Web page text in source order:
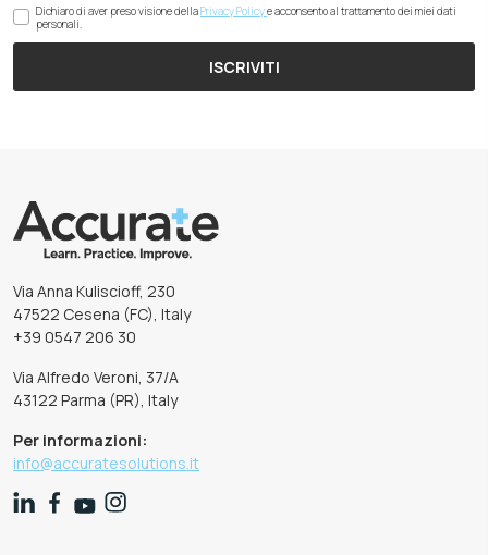
Dichiaro di aver preso visione dellaPrivacy Policye acconsento al trattamento dei miei dati
personali.
ISCRIVITI
Via Anna Kuliscioff, 230
47522 Cesena (FC), Italy
+39 0547 206 30
Via Alfredo Veroni, 37/A
43122 Parma (PR), Italy
Per informazioni:
info@accuratesolutions.it